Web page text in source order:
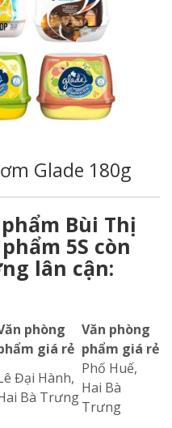
Glade 180g
Bùi Thị
5S còn
lân cận:
phòng
giá rẻ
Văn phòng
phẩm giá rẻ
Đại Hành,
Bà Trưng
Phố Huế,
Hai Bà
Trưng